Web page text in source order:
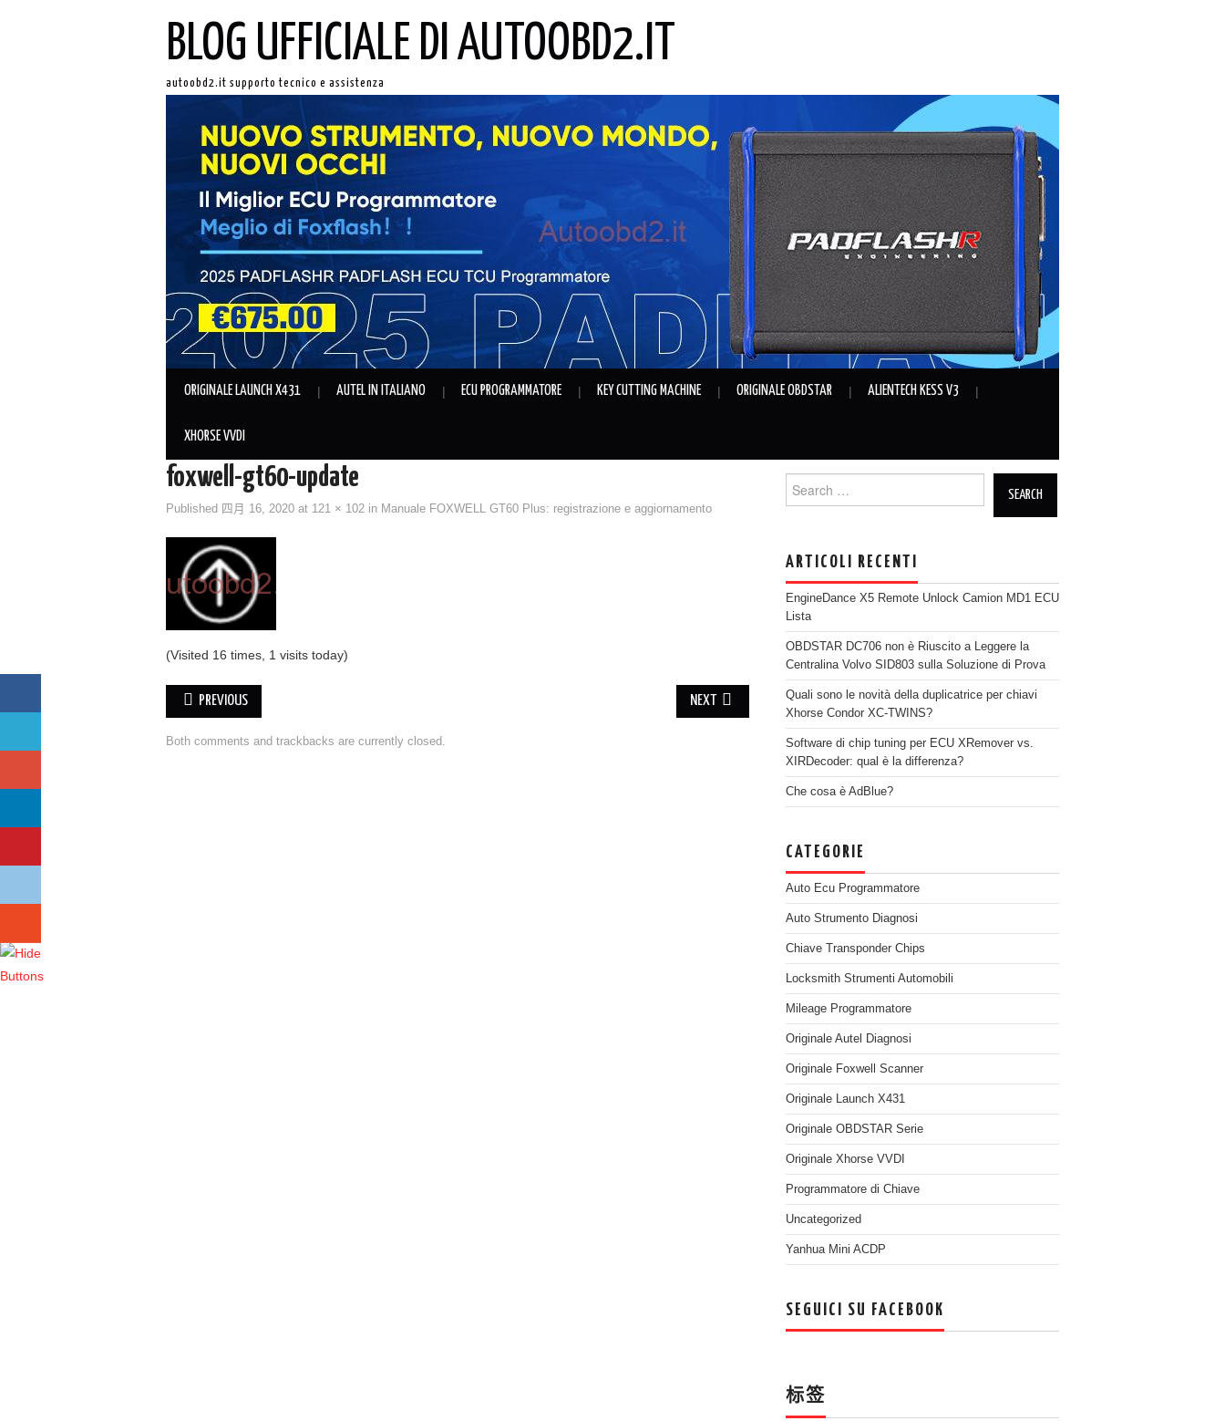
BLOG UFFICIALE DI AUTOOBD2.IT
autoobd2.it supporto tecnico e assistenza
ORIGINALE LAUNCH X431 AUTEL IN ITALIANO ECU PROGRAMMATORE KEY CUTTING MACHINE ORIGINALE OBDSTAR ALIENTECH KESS V3
XHORSE VVDI
foxwell-gt60-update
Published 四月 16, 2020 at 121 × 102 in Manuale FOXWELL GT60 Plus: registrazione e aggiornamento
(Visited 16 times, 1 visits today)
PREVIOUS NEXT
Both comments and trackbacks are currently closed.
Search for:
ARTICOLI RECENTI
EngineDance X5 Remote Unlock Camion MD1 ECU
Lista
OBDSTAR DC706 non è Riuscito a Leggere la
Centralina Volvo SID803 sulla Soluzione di Prova
Quali sono le novità della duplicatrice per chiavi
Xhorse Condor XC-TWINS?
Software di chip tuning per ECU XRemover vs.
XIRDecoder: qual è la differenza?
Che cosa è AdBlue?
CATEGORIE
Auto Ecu Programmatore
Auto Strumento Diagnosi
Chiave Transponder Chips
Locksmith Strumenti Automobili
Mileage Programmatore
Originale Autel Diagnosi
Originale Foxwell Scanner
Originale Launch X431
Originale OBDSTAR Serie
Originale Xhorse VVDI
Programmatore di Chiave
Uncategorized
Yanhua Mini ACDP
SEGUICI SU FACEBOOK
标签